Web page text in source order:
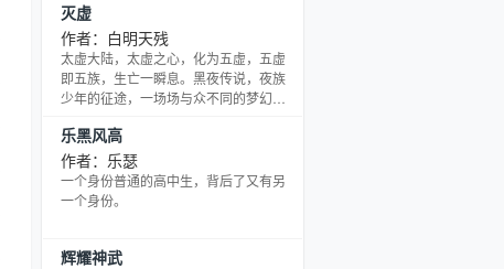
段，只想将她夺！ 她冷漠，她无情，她
决绝，她阴毒，遇神
气吞山河！
灭虚
作者：白明天残
太虚大陆，太虚之心，化为五虚，五虚
即五族，生亡一瞬息。黑夜传说，夜族
少年的征途，一场场与众不同的梦幻奇
舞倾城，魅夜水草，花叶的共同语言，
虚境的神秘，在波涛汹涌的命运长河
上，稳步前进……前进……前
进…………
乐黑风高
作者：乐瑟
一个身份普通的高中生，背后了又有另
一个身份。
辉耀神武